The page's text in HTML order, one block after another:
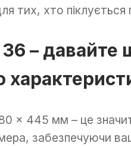
тих, хто піклується
– давайте
x 445 мм – це
забезпечуючи